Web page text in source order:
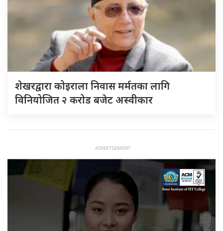
शेखरद्वारा कोइराला निवास मर्मतका लागि
विनियोजित २ करोड बजेट अस्वीकार